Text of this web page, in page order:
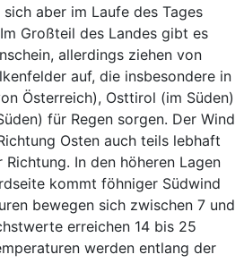
aber im Laufe des Tages
Großteil des Landes gibt es
allerdings ziehen von
auf, die insbesondere in
Österreich), Osttirol (im Süden)
für Regen sorgen. Der Wind
Osten auch teils lebhaft
In den höheren Lagen
kommt föhniger Südwind
bewegen sich zwischen 7 und
erreichen 14 bis 25
werden entlang der